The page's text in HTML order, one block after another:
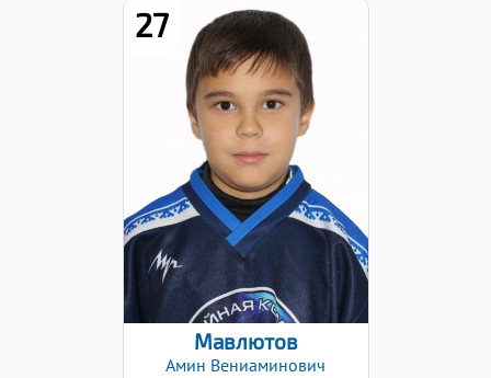
27
Дата заявки:
06.11.2023
Мавлютов
Амин Вениаминович